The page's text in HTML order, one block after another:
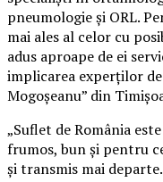
pneumologie și ORL.
mai ales al celor cu
adus aproape de ei
implicarea experților
Mogoșeanu” din
„Suflet de România
frumos, bun și pentru
și transmis mai